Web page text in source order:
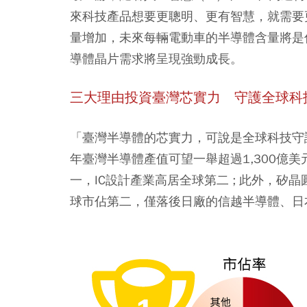
來科技產品想要更聰明、更有智慧，就需
量增加，未來每輛電動車的半導體含量將
導體晶片需求將呈現強勁成長。
三大理由投資臺灣芯實力 守護全球科
「臺灣半導體的芯實力，可說是全球科技
年臺灣半導體產值可望一舉超過1,300億美
一，IC設計產業高居全球第二 ; 此外，矽
球市佔第二，僅落後日廠的信越半導體、